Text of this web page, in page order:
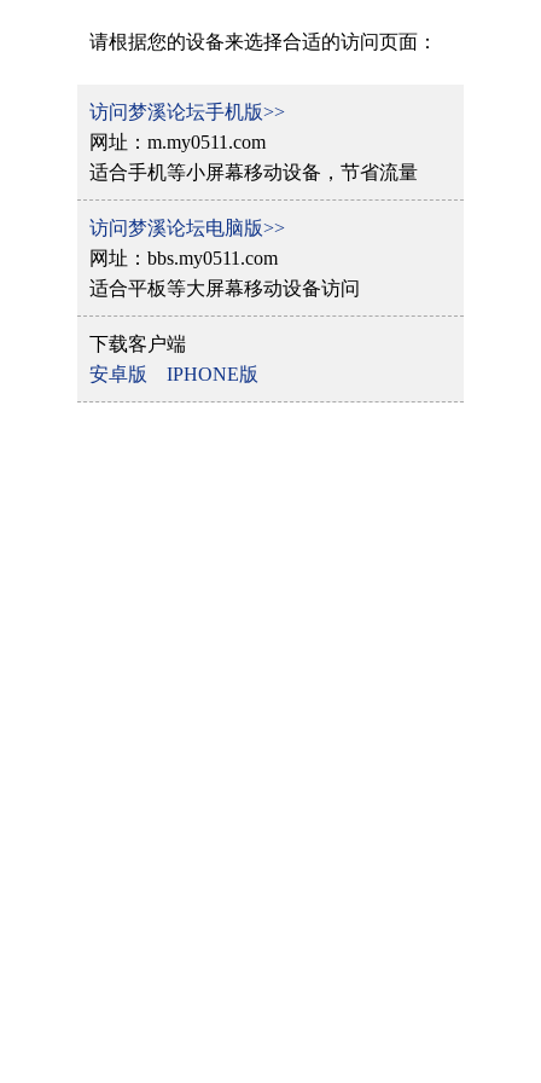
请根据您的设备来选择合适的访问页面：
访问梦溪论坛手机版>>
网址：m.my0511.com
适合手机等小屏幕移动设备，节省流量
访问梦溪论坛电脑版>>
网址：bbs.my0511.com
适合平板等大屏幕移动设备访问
下载客户端
安卓版
IPHONE版